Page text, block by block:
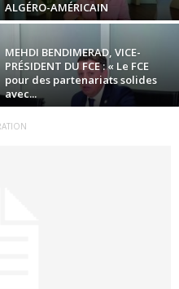
ALGÉRO-AMÉRICAIN
MEHDI BENDIMERAD, VICE-
PRÉSIDENT DU FCE : « Le FCE
pour des partenariats solides
avec...